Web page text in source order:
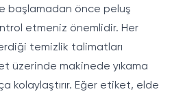
başlamadan önce peluş
etmeniz önemlidir. Her
temizlik talimatları
üzerinde makinede yıkama
kolaylaştırır. Eğer etiket, elde